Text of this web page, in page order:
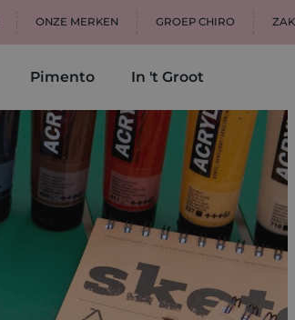
ONZE MERKEN GROEP CHIRO
Pimento In 't Groot